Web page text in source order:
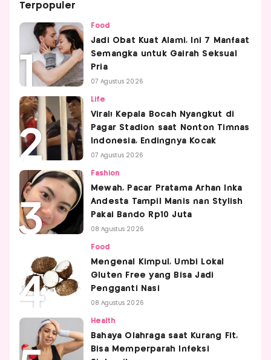
Terpopuler
Food
Jadi Obat Kuat Alami, Ini 7 Manfaat
Semangka untuk Gairah Seksual
Pria
07 Agustus 2026
Life
Viral! Kepala Bocah Nyangkut di
Pagar Stadion saat Nonton Timnas
Indonesia, Endingnya Kocak
07 Agustus 2026
Fashion
Mewah, Pacar Pratama Arhan Inka
Andesta Tampil Manis nan Stylish
Pakai Bando Rp10 Juta
08 Agustus 2026
Food
Mengenal Kimpul, Umbi Lokal
Gluten Free yang Bisa Jadi
Pengganti Nasi
08 Agustus 2026
Health
Bahaya Olahraga saat Kurang Fit,
Bisa Memperparah Infeksi